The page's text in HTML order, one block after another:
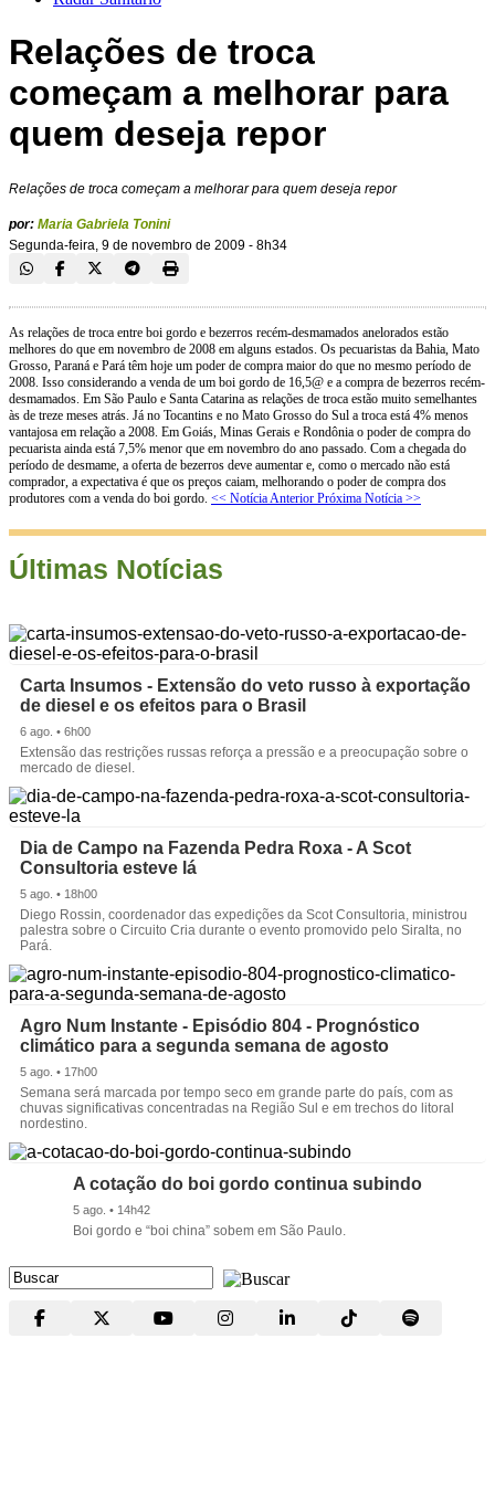
Relações de troca
começam a melhorar para
quem deseja repor
Relações de troca começam a melhorar para quem deseja repor
por: Maria Gabriela Tonini
Segunda-feira, 9 de novembro de 2009 - 8h34
As relações de troca entre boi gordo e bezerros recém-desmamados anelorados estão
melhores do que em novembro de 2008 em alguns estados. Os pecuaristas da Bahia, Mato
Grosso, Paraná e Pará têm hoje um poder de compra maior do que no mesmo período de
2008. Isso considerando a venda de um boi gordo de 16,5@ e a compra de bezerros recém-
desmamados. Em São Paulo e Santa Catarina as relações de troca estão muito semelhantes
às de treze meses atrás. Já no Tocantins e no Mato Grosso do Sul a troca está 4% menos
vantajosa em relação a 2008. Em Goiás, Minas Gerais e Rondônia o poder de compra do
pecuarista ainda está 7,5% menor que em novembro do ano passado. Com a chegada do
período de desmame, a oferta de bezerros deve aumentar e, como o mercado não está
comprador, a expectativa é que os preços caiam, melhorando o poder de compra dos
produtores com a venda do boi gordo. << Notícia Anterior Próxima Notícia >>
Últimas Notícias
Carta Insumos - Extensão do veto russo à exportação
de diesel e os efeitos para o Brasil
6 ago. • 6h00
Extensão das restrições russas reforça a pressão e a preocupação sobre o
mercado de diesel.
Dia de Campo na Fazenda Pedra Roxa - A Scot
Consultoria esteve lá
5 ago. • 18h00
Diego Rossin, coordenador das expedições da Scot Consultoria, ministrou
palestra sobre o Circuito Cria durante o evento promovido pelo Siralta, no
Pará.
Agro Num Instante - Episódio 804 - Prognóstico
climático para a segunda semana de agosto
5 ago. • 17h00
Semana será marcada por tempo seco em grande parte do país, com as
chuvas significativas concentradas na Região Sul e em trechos do litoral
nordestino.
A cotação do boi gordo continua subindo
5 ago. • 14h42
Boi gordo e “boi china” sobem em São Paulo.